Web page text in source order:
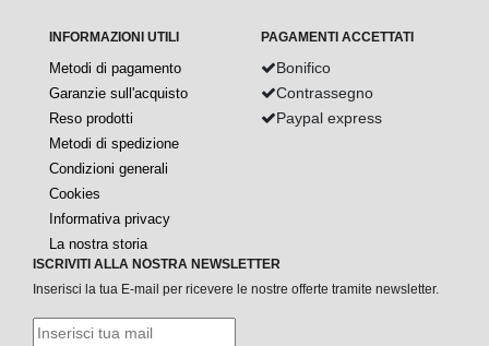
INFORMAZIONI UTILI
Metodi di pagamento
Garanzie sull'acquisto
Reso prodotti
Metodi di spedizione
Condizioni generali
Cookies
Informativa privacy
La nostra storia
PAGAMENTI ACCETTATI
Bonifico
Contrassegno
Paypal express
ISCRIVITI ALLA NOSTRA NEWSLETTER
Inserisci la tua E-mail per ricevere le nostre offerte tramite newsletter.